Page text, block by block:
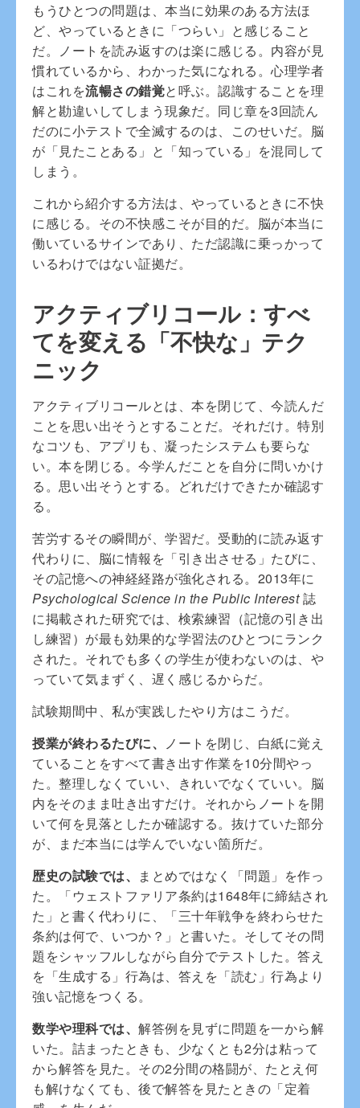
もうひとつの問題は、本当に効果のある方法ほ
ど、やっているときに「つらい」と感じること
だ。ノートを読み返すのは楽に感じる。内容が見
慣れているから、わかった気になれる。心理学者
はこれを流暢さの錯覚と呼ぶ。認識することを理
解と勘違いしてしまう現象だ。同じ章を3回読ん
だのに小テストで全滅するのは、このせいだ。脳
が「見たことある」と「知っている」を混同して
しまう。
これから紹介する方法は、やっているときに不快
に感じる。その不快感こそが目的だ。脳が本当に
働いているサインであり、ただ認識に乗っかって
いるわけではない証拠だ。
アクティブリコール：すべ
てを変える「不快な」テク
ニック
アクティブリコールとは、本を閉じて、今読んだ
ことを思い出そうとすることだ。それだけ。特別
なコツも、アプリも、凝ったシステムも要らな
い。本を閉じる。今学んだことを自分に問いかけ
る。思い出そうとする。どれだけできたか確認す
る。
苦労するその瞬間が、学習だ。受動的に読み返す
代わりに、脳に情報を「引き出させる」たびに、
その記憶への神経経路が強化される。2013年に
Psychological Science in the Public Interest誌
に掲載された研究では、検索練習（記憶の引き出
し練習）が最も効果的な学習法のひとつにランク
された。それでも多くの学生が使わないのは、や
っていて気まずく、遅く感じるからだ。
試験期間中、私が実践したやり方はこうだ。
授業が終わるたびに、
ノートを閉じ、白紙に覚え
ていることをすべて書き出す作業を10分間やっ
た。整理しなくていい、きれいでなくていい。脳
内をそのまま吐き出すだけ。それからノートを開
いて何を見落としたか確認する。抜けていた部分
が、まだ本当には学んでいない箇所だ。
歴史の試験では、
まとめではなく「問題」を作っ
た。「ウェストファリア条約は1648年に締結され
た」と書く代わりに、「三十年戦争を終わらせた
条約は何で、いつか？」と書いた。そしてその問
題をシャッフルしながら自分でテストした。答え
を「生成する」行為は、答えを「読む」行為より
強い記憶をつくる。
数学や理科では、 解答例を見ずに問題を一から解
いた。詰まったときも、少なくとも2分は粘って
から解答を見た。その2分間の格闘が、たとえ何
も解けなくても、後で解答を見たときの「定着